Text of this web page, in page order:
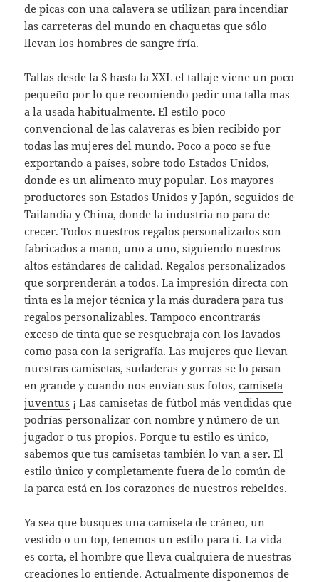
de picas con una calavera se utilizan para incendiar
las carreteras del mundo en chaquetas que sólo
llevan los hombres de sangre fría.
Tallas desde la S hasta la XXL el tallaje viene un poco
pequeño por lo que recomiendo pedir una talla mas
a la usada habitualmente. El estilo poco
convencional de las calaveras es bien recibido por
todas las mujeres del mundo. Poco a poco se fue
exportando a países, sobre todo Estados Unidos,
donde es un alimento muy popular. Los mayores
productores son Estados Unidos y Japón, seguidos de
Tailandia y China, donde la industria no para de
crecer. Todos nuestros regalos personalizados son
fabricados a mano, uno a uno, siguiendo nuestros
altos estándares de calidad. Regalos personalizados
que sorprenderán a todos. La impresión directa con
tinta es la mejor técnica y la más duradera para tus
regalos personalizables. Tampoco encontrarás
exceso de tinta que se resquebraja con los lavados
como pasa con la serigrafía. Las mujeres que llevan
nuestras camisetas, sudaderas y gorras se lo pasan
en grande y cuando nos envían sus fotos,camiseta
juventus ¡ Las camisetas de fútbol más vendidas que
podrías personalizar con nombre y número de un
jugador o tus propios. Porque tu estilo es único,
sabemos que tus camisetas también lo van a ser. El
estilo único y completamente fuera de lo común de
la parca está en los corazones de nuestros rebeldes.
Ya sea que busques una camiseta de cráneo, un
vestido o un top, tenemos un estilo para ti. La vida
es corta, el hombre que lleva cualquiera de nuestras
creaciones lo entiende. Actualmente disponemos de